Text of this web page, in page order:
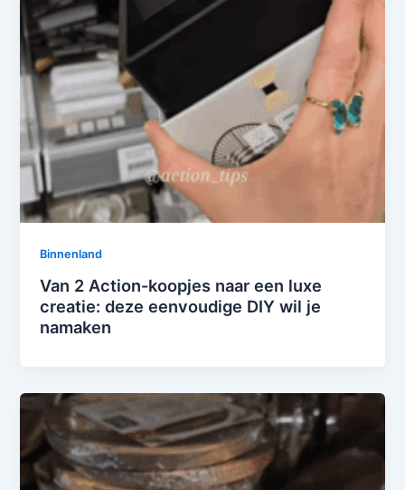
Binnenland
Van 2 Action-koopjes naar een luxe
creatie: deze eenvoudige DIY wil je
namaken